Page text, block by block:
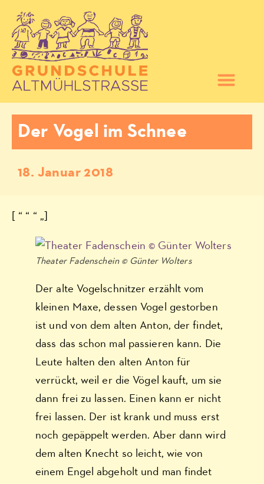
Der Vogel im Schnee
18. Januar 2018
[ “ “ “ „]
Theater Fadenschein © Günter Wolters
Der alte Vogelschnitzer erzählt vom
kleinen Maxe, dessen Vogel gestorben
ist und von dem alten Anton, der findet,
dass das schon mal passieren kann. Die
Leute halten den alten Anton für
verrückt, weil er die Vögel kauft, um sie
dann frei zu lassen. Einen kann er nicht
frei lassen. Der ist krank und muss erst
noch gepäppelt werden. Aber dann wird
dem alten Knecht so leicht, wie von
einem Engel abgeholt und man findet